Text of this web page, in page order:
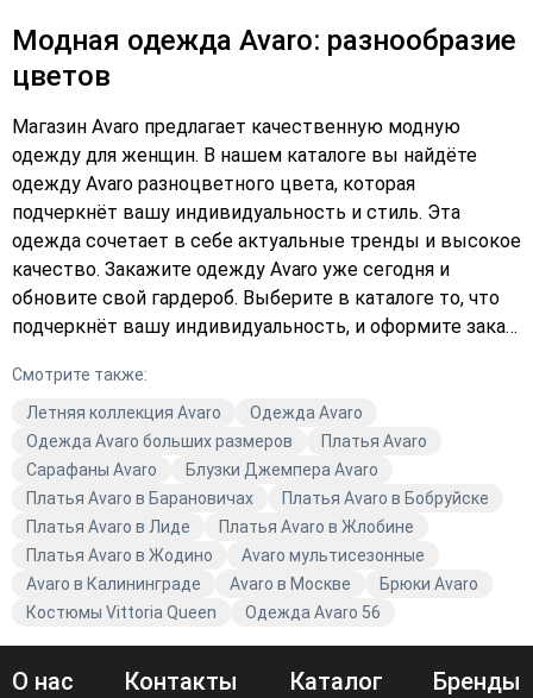
Модная одежда Avaro: разнообразие
цветов
Магазин Avaro предлагает качественную модную
одежду для женщин. В нашем каталоге вы найдёте
одежду Avaro разноцветного цвета, которая
подчеркнёт вашу индивидуальность и стиль. Эта
одежда сочетает в себе актуальные тренды и высокое
качество. Закажите одежду Avaro уже сегодня и
обновите свой гардероб. Выберите в каталоге то, что
подчеркнёт вашу индивидуальность, и оформите заказ.
Смотрите также:
Летняя коллекция Avaro
Одежда Avaro
Одежда Avaro больших размеров
Платья Avaro
Сарафаны Avaro
Блузки Джемпера Avaro
Платья Avaro в Барановичах
Платья Avaro в Бобруйске
Платья Avaro в Лиде
Платья Avaro в Жлобине
Платья Avaro в Жодино
Avaro мультисезонные
Avaro в Калининграде
Avaro в Москве
Брюки Avaro
Костюмы Vittoria Queen
Одежда Avaro 56
О нас Контакты Каталог Бренды